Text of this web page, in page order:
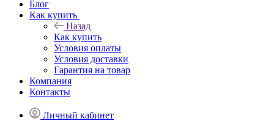
Блог
Как купить
Назад
Как купить
Условия оплаты
Условия доставки
Гарантия на товар
Компания
Контакты
Личный кабинет